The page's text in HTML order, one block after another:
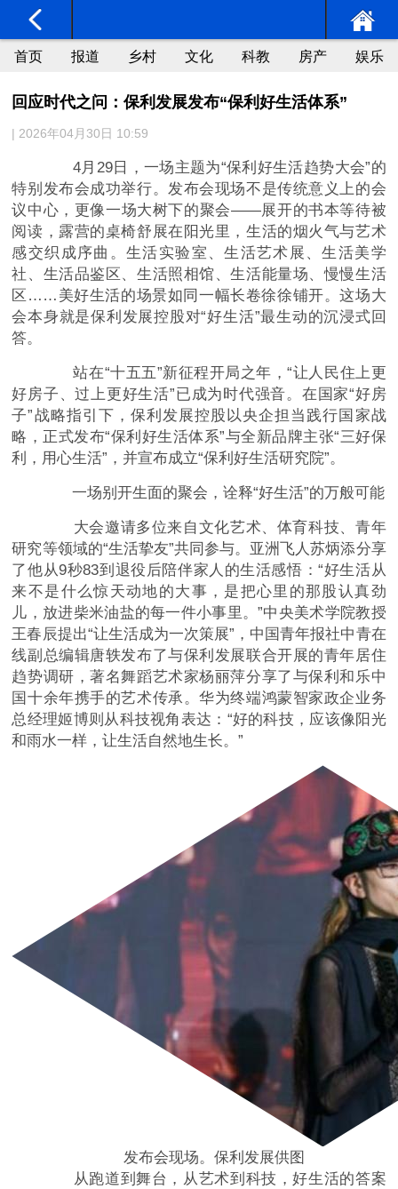
首页 报道 乡村 文化 科教 房产 娱乐
回应时代之问：保利发展发布“保利好生活体系”
| 2026年04月30日 10:59
4月29日，一场主题为“保利好生活趋势大会”的
特别发布会成功举行。发布会现场不是传统意义上的会
议中心，更像一场大树下的聚会——展开的书本等待被
阅读，露营的桌椅舒展在阳光里，生活的烟火气与艺术
感交织成序曲。生活实验室、生活艺术展、生活美学
社、生活品鉴区、生活照相馆、生活能量场、慢慢生活
区……美好生活的场景如同一幅长卷徐徐铺开。这场大
会本身就是保利发展控股对“好生活”最生动的沉浸式回
答。
站在“十五五”新征程开局之年，“让人民住上更
好房子、过上更好生活”已成为时代强音。在国家“好房
子”战略指引下，保利发展控股以央企担当践行国家战
略，正式发布“保利好生活体系”与全新品牌主张“三好保
利，用心生活”，并宣布成立“保利好生活研究院”。
一场别开生面的聚会，诠释“好生活”的万般可能
大会邀请多位来自文化艺术、体育科技、青年
研究等领域的“生活挚友”共同参与。亚洲飞人苏炳添分享
了他从9秒83到退役后陪伴家人的生活感悟：“好生活从
来不是什么惊天动地的大事，是把心里的那股认真劲
儿，放进柴米油盐的每一件小事里。”中央美术学院教授
王春辰提出“让生活成为一次策展”，中国青年报社中青在
线副总编辑唐轶发布了与保利发展联合开展的青年居住
趋势调研，著名舞蹈艺术家杨丽萍分享了与保利和乐中
国十余年携手的艺术传承。华为终端鸿蒙智家政企业务
总经理姬博则从科技视角表达：“好的科技，应该像阳光
和雨水一样，让生活自然地生长。”
发布会现场。保利发展供图
从跑道到舞台，从艺术到科技，好生活的答案